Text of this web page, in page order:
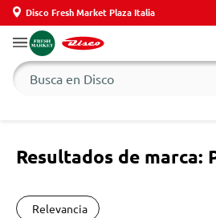
Disco Fresh Market Plaza Italia
Resultados de marca:
Relevancia